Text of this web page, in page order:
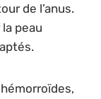
de l’anus.
peau